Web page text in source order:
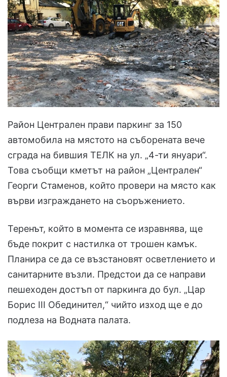
w
o
n
X
n
e
m
a
i
l
Район Централен прави паркинг за 150
автомобила на мястото на съборената вече
сграда на бившия ТЕЛК на ул. „4-ти януари“.
Това съобщи кметът на район „Централен“
Георги Стаменов, който провери на място как
върви изграждането на съоръжението.
Теренът, който в момента се изравнява, ще
бъде покрит с настилка от трошен камък.
Планира се да се възстановят осветлението и
санитарните възли. Предстои да се направи
пешеходен достъп от паркинга до бул. „Цар
Борис III Обединител,“ чийто изход ще е до
подлеза на Водната палата.